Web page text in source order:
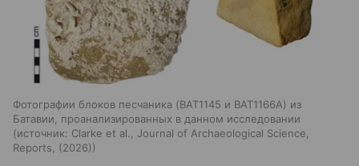
Фотографии блоков песчаника (BAT1145 и BAT1166A) из
Батавии, проанализированных в данном исследовании
источник: Clarke et al., Journal of Archaeological Science,
Reports, (2026)